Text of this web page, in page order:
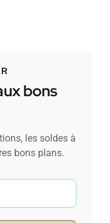
bons
les soldes à
bons plans.